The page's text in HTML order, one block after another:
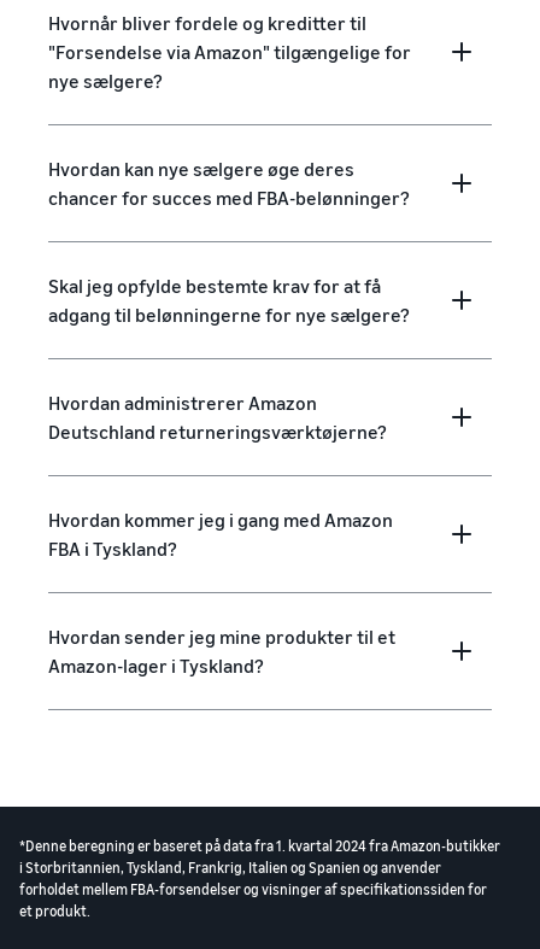
Hvornår bliver fordele og kreditter til
"Forsendelse via Amazon" tilgængelige for
nye sælgere?
Hvordan kan nye sælgere øge deres
chancer for succes med FBA-belønninger?
Skal jeg opfylde bestemte krav for at få
adgang til belønningerne for nye sælgere?
Hvordan administrerer Amazon
Deutschland returneringsværktøjerne?
Hvordan kommer jeg i gang med Amazon
FBA i Tyskland?
Hvordan sender jeg mine produkter til et
Amazon-lager i Tyskland?
*Denne beregning er baseret på data fra 1. kvartal 2024 fra Amazon-butikker
i Storbritannien, Tyskland, Frankrig, Italien og Spanien og anvender
forholdet mellem FBA-forsendelser og visninger af specifikationssiden for
et produkt.